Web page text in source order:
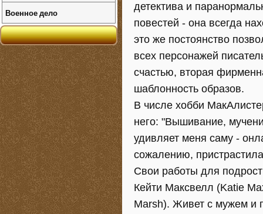
детектива и
повестей - она всегда
это же постоянство
всех персонажей
счастью, вторая
шаблонность образов.
В числе хобби
него: "Вышивание,
удивляет меня саму -
сожалению,
Свои работы для
Кейти Максвелл (Katie
Marsh). Живет с мужем и
Военное дело